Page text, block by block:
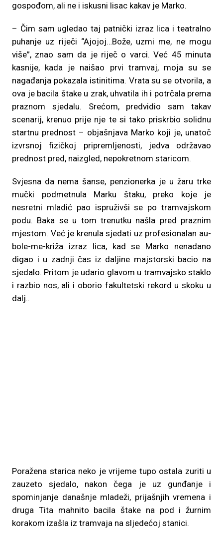
gospođom, ali ne i iskusni lisac kakav je Marko.
– Čim sam ugledao taj patnički izraz lica i teatralno
puhanje uz riječi “Ajojoj…Bože, uzmi me, ne mogu
više”, znao sam da je riječ o varci. Već 45 minuta
kasnije, kada je naišao prvi tramvaj, moja su se
nagađanja pokazala istinitima. Vrata su se otvorila, a
ova je bacila štake u zrak, uhvatila ih i potrčala prema
praznom sjedalu. Srećom, predvidio sam takav
scenarij, krenuo prije nje te si tako priskrbio solidnu
startnu prednost – objašnjava Marko koji je, unatoč
izvrsnoj fizičkoj pripremljenosti, jedva održavao
prednost pred, naizgled, nepokretnom staricom.
Svjesna da nema šanse, penzionerka je u žaru trke
mučki podmetnula Marku štaku, preko koje je
nesretni mladić pao ispruživši se po tramvajskom
podu. Baka se u tom trenutku našla pred praznim
mjestom. Već je krenula sjedati uz profesionalan au-
bole-me-križa izraz lica, kad se Marko nenadano
digao i u zadnji čas iz daljine majstorski bacio na
sjedalo. Pritom je udario glavom u tramvajsko staklo
i razbio nos, ali i oborio fakultetski rekord u skoku u
dalj..
Poražena starica neko je vrijeme tupo ostala zuriti u
zauzeto sjedalo, nakon čega je uz gunđanje i
spominjanje današnje mladeži, prijašnjih vremena i
druga Tita mahnito bacila štake na pod i žurnim
korakom izašla iz tramvaja na sljedećoj stanici.